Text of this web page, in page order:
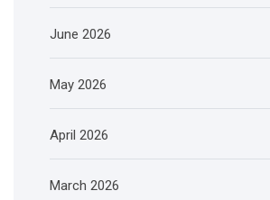
June 2026
May 2026
April 2026
March 2026